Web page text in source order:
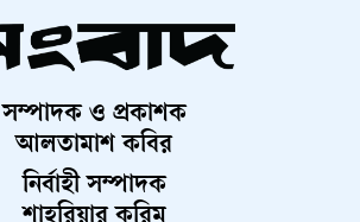
সম্পাদক ও প্রকাশক
আলতামাশ কবির
নির্বাহী সম্পাদক